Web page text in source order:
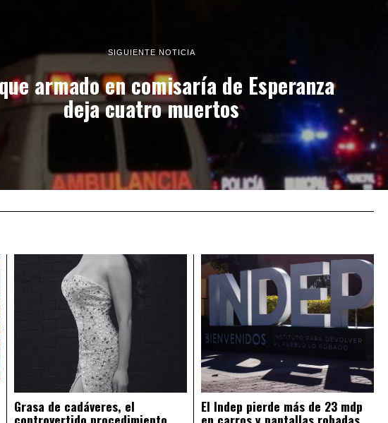
SIGUIENTE NOTICIA
armado en comisaría de Esperanza
deja cuatro muertos
Grasa de cadáveres, el
controvertido procedimiento
El Indep pierde más de 23 mdp
en carros y pantallas robadas